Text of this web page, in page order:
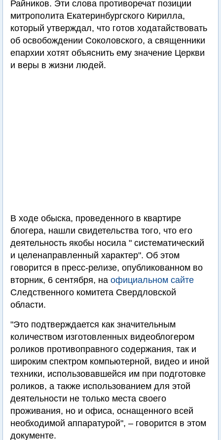
Райников. Эти слова противоречат позиции
митрополита Екатеринбургского Кирилла,
который утверждал, что готов ходатайствовать
об освобождении Соколовского, а священники
епархии хотят объяснить ему значение Церкви
и веры в жизни людей.
В ходе обыска, проведенного в квартире
блогера, нашли свидетельства того, что его
деятельность якобы носила " систематический
и целенаправленный характер". Об этом
говорится в пресс-релизе, опубликованном во
вторник, 6 сентября, на официальном сайте
Следственного комитета Свердловской
области.
"Это подтверждается как значительным
количеством изготовленных видеоблогером
роликов противоправного содержания, так и
широким спектром компьютерной, видео и иной
техники, использовавшейся им при подготовке
роликов, а также использованием для этой
деятельности не только места своего
проживания, но и офиса, оснащенного всей
необходимой аппаратурой", – говорится в этом
документе.